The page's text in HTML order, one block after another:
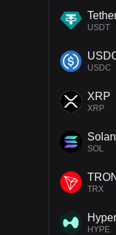
USDT
USDC
XRP
XRP
SOL
TRON
TRX
HYPE